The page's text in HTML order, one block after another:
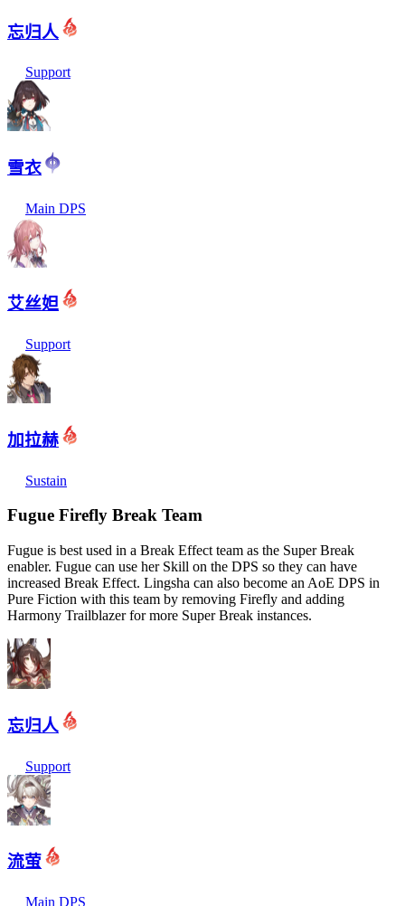
忘归人
Support
雪衣
Main DPS
艾丝妲
Support
加拉赫
Sustain
Fugue Firefly Break Team
Fugue is best used in a Break Effect team as the Super Break
enabler. Fugue can use her Skill on the DPS so they can have
increased Break Effect. Lingsha can also become an AoE DPS in
Pure Fiction with this team by removing Firefly and adding
Harmony Trailblazer for more Super Break instances.
忘归人
Support
流萤
Main DPS